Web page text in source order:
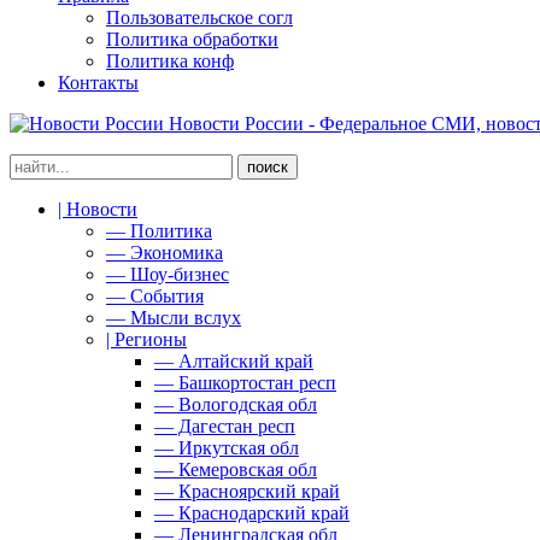
Пользовательское согл
Политика обработки
Политика конф
Контакты
Новости России - Федеральное СМИ,
| Новости
— Политика
— Экономика
— Шоу-бизнес
— События
— Мысли вслух
| Регионы
— Алтайский край
— Башкортостан респ
— Вологодская обл
— Дагестан респ
— Иркутская обл
— Кемеровская обл
— Красноярский край
— Краснодарский край
— Ленинградская обл